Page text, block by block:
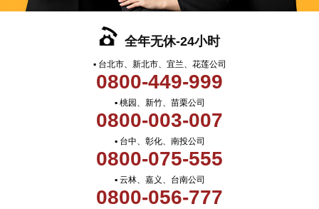
全年无休-24小时
▪ 台北市、新北市、宜兰、花莲公司
0800-449-999
▪ 桃园、新竹、苗栗公司
0800-003-007
▪ 台中、彰化、南投公司
0800-075-555
▪ 云林、嘉义、台南公司
0800-056-777